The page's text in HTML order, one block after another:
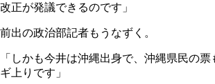
改正が発議できるのです」
前出の政治部記者もうなずく。
「しかも今井は沖縄出身で、沖縄県民の
ギ上りです」